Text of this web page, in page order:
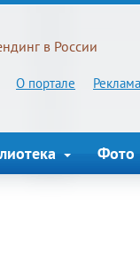
в России
О портале Реклама
Фото